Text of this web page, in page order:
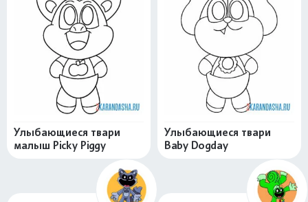
Улыбающиеся твари
малыш Picky Piggy
Улыбающиеся твари
Baby Dogday